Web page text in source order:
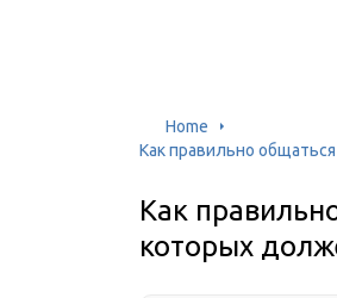
Home
Как правильно
Как
которых